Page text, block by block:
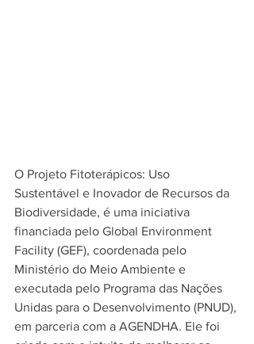
O Projeto Fitoterápicos: Uso
Sustentável e Inovador de Recursos da
Biodiversidade, é uma iniciativa
financiada pelo Global Environment
Facility (GEF), coordenada pelo
Ministério do Meio Ambiente e
executada pelo Programa das Nações
Unidas para o Desenvolvimento (PNUD),
em parceria com a AGENDHA. Ele foi